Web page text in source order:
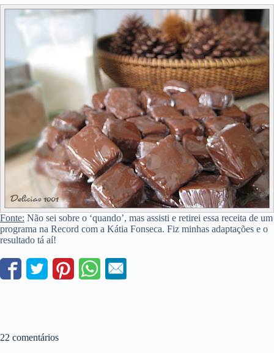
Fonte: Não sei sobre o ‘quando’, mas assisti e retirei essa receita de um
programa na Record com a Kátia Fonseca. Fiz minhas adaptações e o
resultado tá aí!
22 comentários